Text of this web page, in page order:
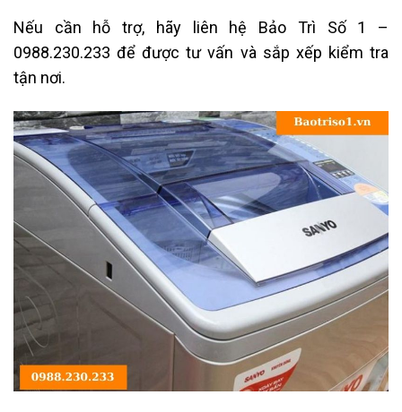
Nếu cần hỗ trợ, hãy liên hệ Bảo Trì Số 1 –
0988.230.233 để được tư vấn và sắp xếp kiểm tra
tận nơi.